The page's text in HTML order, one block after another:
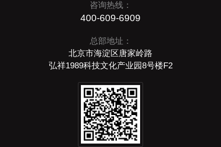
咨询热线：
400-609-6909
总部地址：
北京市海淀区唐家岭路
弘祥1989科技文化产业园8号楼F2